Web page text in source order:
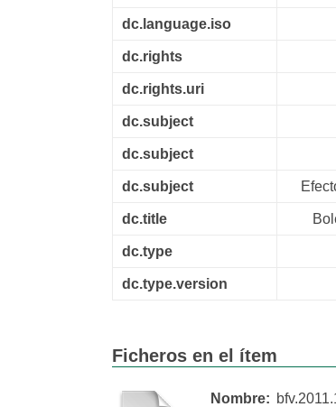
dc.language.iso
dc.rights
dc.rights.uri
dc.subject
dc.subject
dc.subject
dc.title
dc.type
dc.type.version
Ficheros en el ítem
Nombre: